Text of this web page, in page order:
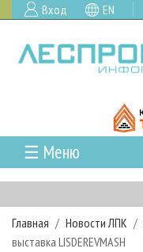
Вход EN
☰ Меню
ГЛАВНАЯ
РУБРИКИ И ТЕМЫ
РУБРИКИ ЖУРНАЛА
НОВОСТИ
Главная Новости ЛПК
выставка LISDEREVMASH